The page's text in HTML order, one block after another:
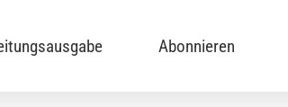
Abonnieren